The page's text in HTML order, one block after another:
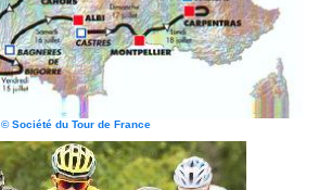
© Société du Tour de France